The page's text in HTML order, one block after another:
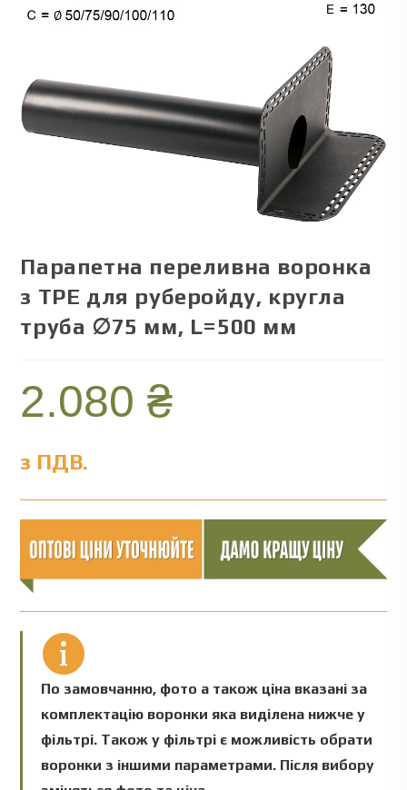
Парапетна переливна воронка
з ТPЕ для руберойду, кругла
труба ∅75 мм, L=500 мм
2.080₴
з ПДВ.
По замовчанню, фото а також ціна вказані за
комплектацію воронки яка виділена нижче у
фільтрі. Також у фільтрі є можливість обрати
воронки з іншими параметрами. Після вибору